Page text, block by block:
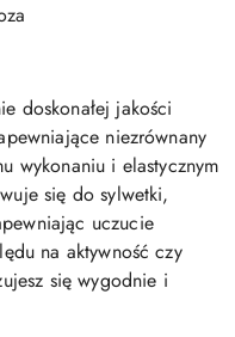
doskonałej jakości
niezrównany
wykonaniu i elastycznym
się do sylwetki,
uczucie
na aktywność czy
się wygodnie i